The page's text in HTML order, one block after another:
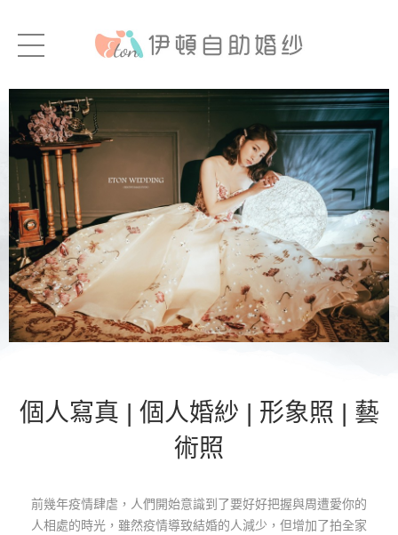
個人寫真 | 個人婚紗 | 形象照 | 藝
術照
前幾年疫情肆虐，人們開始意識到了要好好把握與周遭愛你的
人相處的時光，雖然疫情導致結婚的人減少，但增加了拍全家